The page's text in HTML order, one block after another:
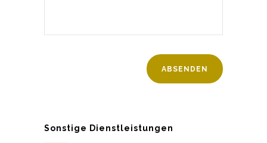
Sonstige Dienstleistungen